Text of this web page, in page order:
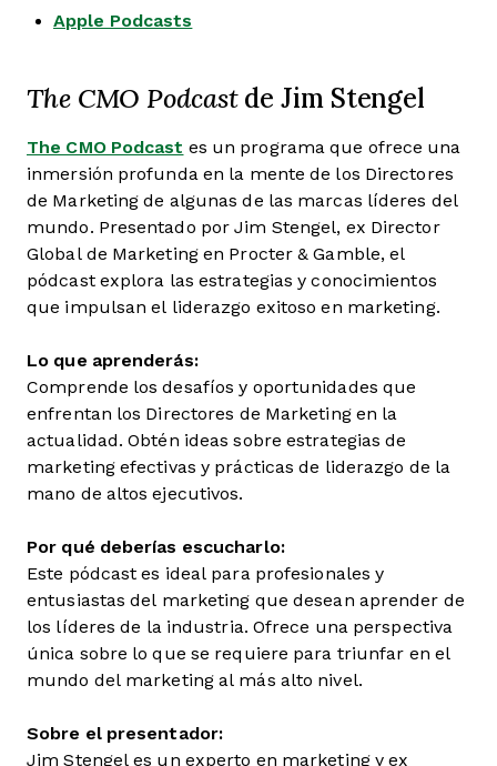
Apple Podcasts
The CMO Podcastde Jim Stengel
The CMO Podcast es un programa que ofrece una
inmersión profunda en la mente de los Directores
de Marketing de algunas de las marcas líderes del
mundo. Presentado por Jim Stengel, ex Director
Global de Marketing en Procter & Gamble, el
pódcast explora las estrategias y conocimientos
que impulsan el liderazgo exitoso en marketing.
Lo que aprenderás:
Comprende los desafíos y oportunidades que
enfrentan los Directores de Marketing en la
actualidad. Obtén ideas sobre estrategias de
marketing efectivas y prácticas de liderazgo de la
mano de altos ejecutivos.
Por qué deberías escucharlo:
Este pódcast es ideal para profesionales y
entusiastas del marketing que desean aprender de
los líderes de la industria. Ofrece una perspectiva
única sobre lo que se requiere para triunfar en el
mundo del marketing al más alto nivel.
Sobre el presentador:
Jim Stengel es un experto en marketing y ex